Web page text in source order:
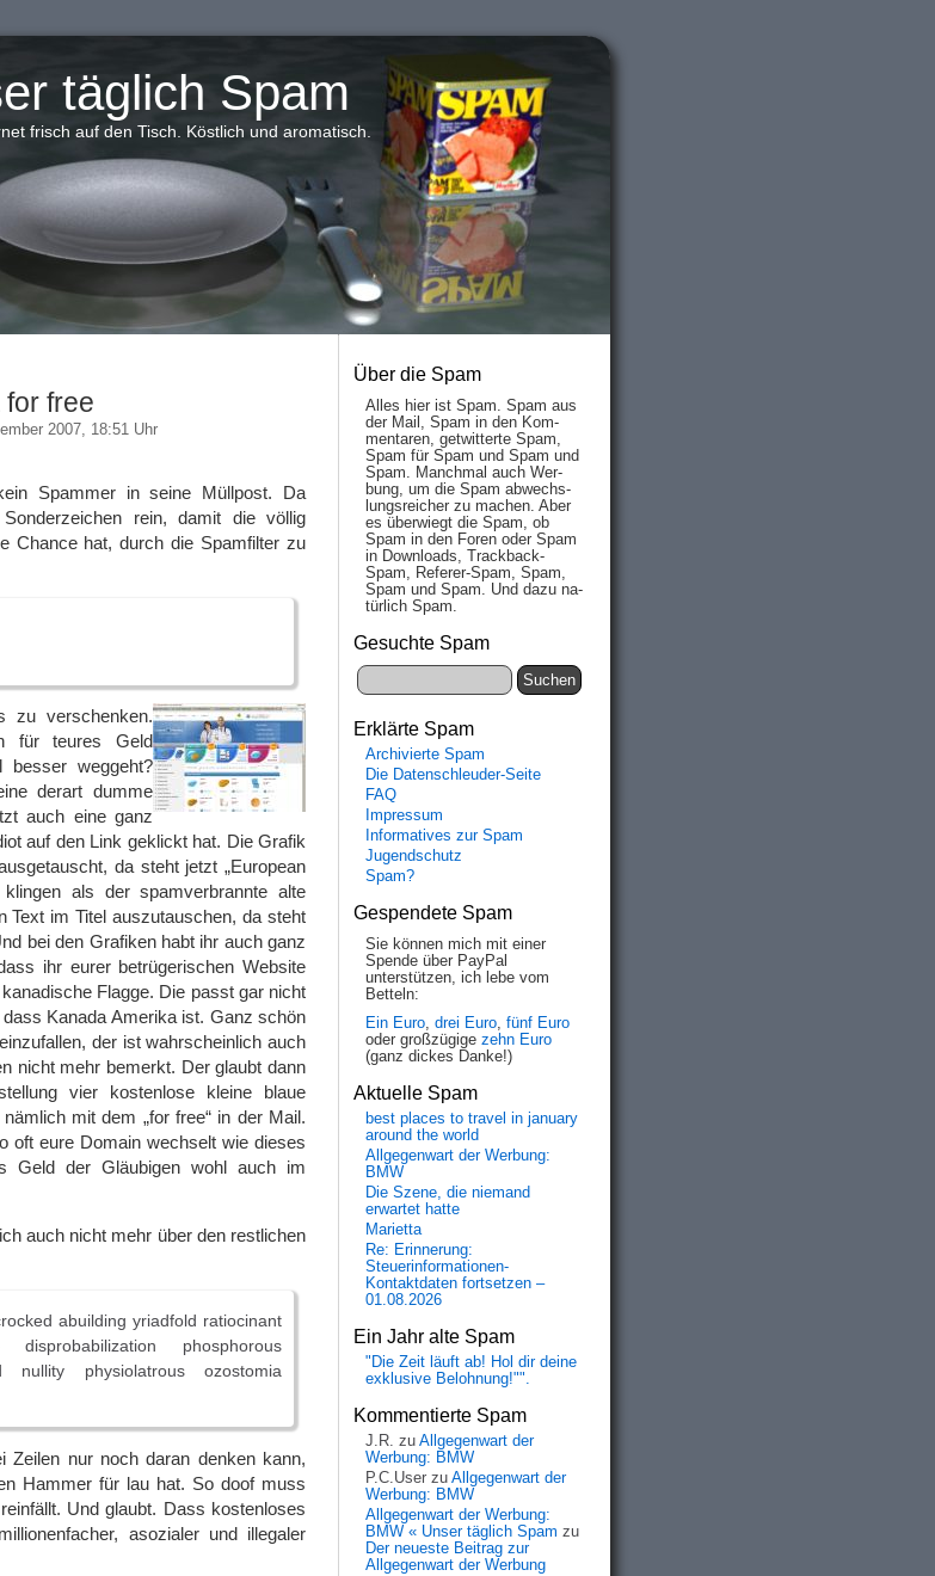
täglich Spam
frisch auf den Tisch. Köstlich und aromatisch.
free
2007, 18:51 Uhr
Spammer in seine Müllpost. Da
rein, damit die völlig
Chance hat, durch die Spamfilter zu
zu verschenken.
für teures Geld
besser weggeht?
derart dumme
auch eine ganz
auf den Link geklickt hat. Die Grafik
da steht jetzt „European
als der spamverbrannte alte
Text im Titel auszutauschen, da steht
bei den Grafiken habt ihr auch ganz
ihr eurer betrügerischen Website
Flagge. Die passt gar nicht
Kanada Amerika ist. Ganz schön
der ist wahrscheinlich auch
nicht mehr bemerkt. Der glaubt dann
vier kostenlose kleine blaue
mit dem „for free“ in der Mail.
oft eure Domain wechselt wie dieses
Geld der Gläubigen wohl auch im
auch nicht mehr über den restlichen
abuilding yriadfold ratiocinant
phosphorous
nullity physiolatrous ozostomia
nur noch daran denken kann,
Hammer für lau hat. So doof muss
Und glaubt. Dass kostenloses
asozialer und illegaler
Über die Spam
Alles hier ist Spam. Spam aus
der Mail, Spam in den Kom­
men­taren, ge­twit­ter­te Spam,
Spam für Spam und Spam und
Spam. Manch­mal auch Wer­
bung, um die Spam ab­wechs­
lungs­reich­er zu mach­en. Aber
es über­wiegt die Spam, ob
Spam in den Fo­ren oder Spam
in Down­loads, Track­back-
Spam, Re­fe­rer-Spam, Spam,
Spam und Spam. Und da­zu na­
tür­lich Spam.
Gesuchte Spam
Erklärte Spam
Archivierte Spam
Die Datenschleuder-Seite
FAQ
Impressum
Informatives zur Spam
Jugendschutz
Spam?
Gespendete Spam
Sie können mich mit einer
Spende über PayPal
unterstützen, ich lebe vom
Betteln:
Ein Euro, drei Euro, fünf Euro
oder großzügige zehn Euro
(ganz dickes Danke!)
Aktuelle Spam
best places to travel in january
around the world
Allgegenwart der Werbung:
BMW
Die Szene, die niemand
erwartet hatte
Marietta
Re: Erinnerung:
Steuerinformationen-
Kontaktdaten fortsetzen –
01.08.2026
Ein Jahr alte Spam
"Die Zeit läuft ab! Hol dir deine
exklusive Belohnung!"".
Kommentierte Spam
J.R. zu Allgegenwart der
Werbung: BMW
P.C.User zu Allgegenwart der
Werbung: BMW
Allgegenwart der Werbung:
BMW « Unser täglich Spam zu
Der neueste Beitrag zur
Allgegenwart der Werbung